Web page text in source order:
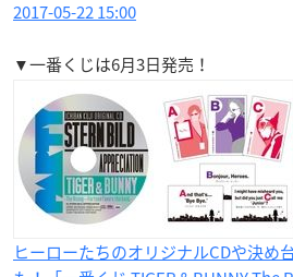
2017-05-22 15:00
▼一番くじは6月3日発売！
ヒーローたちのオリジナルCDや決め